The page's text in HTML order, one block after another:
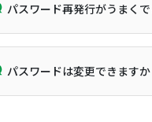
パスワード再発行がうまく
パスワードは変更できますか